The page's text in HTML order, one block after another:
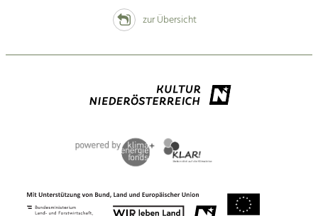
zur Übersicht